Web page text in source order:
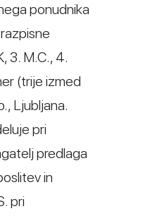
ponudnika
3. M.C., 4.
(trije izmed
Ljubljana.
pri
predlaga
in
pri